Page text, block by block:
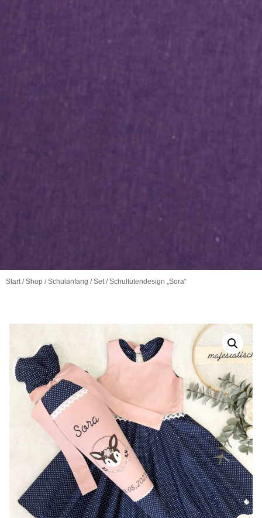
Start/Shop /Schulanfang /Set/ Schultütendesign „Sora“